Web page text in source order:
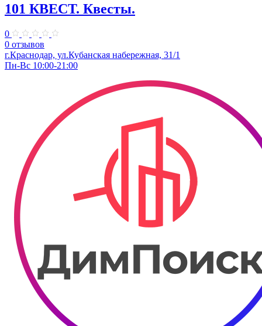
101 КВЕСТ. Квесты.
0
0 отзывов
​г.Краснодар, ул.Кубанская набережная, 31/1
Пн-Вс 10:00-21:00